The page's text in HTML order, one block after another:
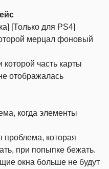
[Только для PS4]
мерцал фоновый
часть карты
отображалась
когда элементы
которая
при попыпке бежать.
окна больше не будут